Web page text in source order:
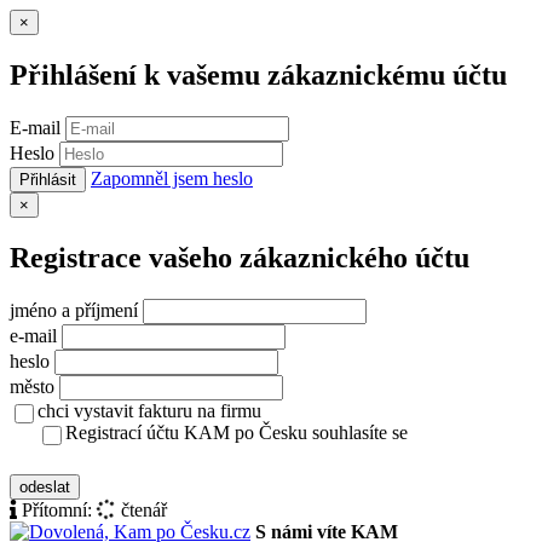
×
Přihlášení k vašemu zákaznickému účtu
E-mail
Heslo
Přihlásit Zapomněl jsem heslo
×
Registrace vašeho zákaznického účtu
jméno a příjmení
e-mail
heslo
město
chci vystavit fakturu na firmu
Registrací účtu KAM po Česku souhlasíte se
odeslat
Přítomní:
čtenář
S námi víte KAM